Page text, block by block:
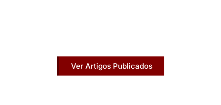
Ver Artigos Publicados